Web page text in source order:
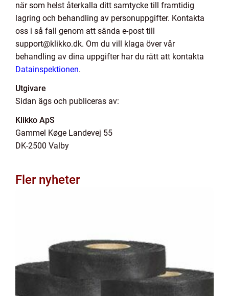
när som helst återkalla ditt samtycke till framtidig
lagring och behandling av personuppgifter. Kontakta
oss i så fall genom att sända e-post till
support@klikko.dk. Om du vill klaga över vår
behandling av dina uppgifter har du rätt att kontakta
Datainspektionen.
Utgivare
Sidan ägs och publiceras av:
Klikko ApS
Gammel Køge Landevej 55
DK-2500 Valby
Fler nyheter